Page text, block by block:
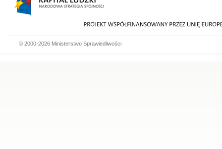
© 2000-2026 Ministerstwo Sprawiedliwości